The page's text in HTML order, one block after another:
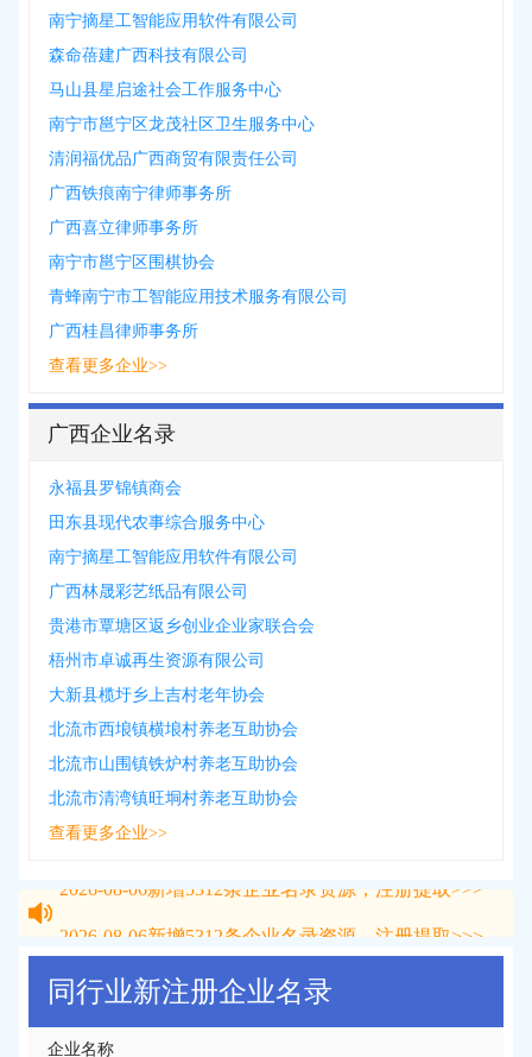
南宁摘星工智能应用软件有限公司
森命蓓建广西科技有限公司
马山县星启途社会工作服务中心
南宁市邕宁区龙茂社区卫生服务中心
清润福优品广西商贸有限责任公司
广西铁痕南宁律师事务所
广西喜立律师事务所
南宁市邕宁区围棋协会
青蜂南宁市工智能应用技术服务有限公司
广西桂昌律师事务所
查看更多企业>>
广西企业名录
永福县罗锦镇商会
田东县现代农事综合服务中心
南宁摘星工智能应用软件有限公司
广西林晟彩艺纸品有限公司
贵港市覃塘区返乡创业企业家联合会
梧州市卓诚再生资源有限公司
大新县榄圩乡上吉村老年协会
北流市西埌镇横埌村养老互助协会
北流市山围镇铁炉村养老互助协会
北流市清湾镇旺垌村养老互助协会
查看更多企业>>
新增 条企业名录资源，注册提取>>>
同行业新注册企业名录
企业名称